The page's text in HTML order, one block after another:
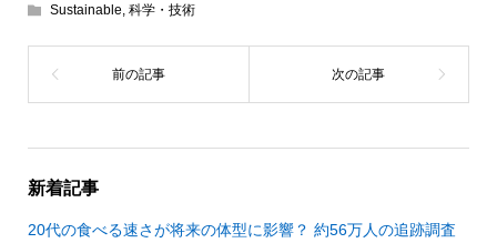
Sustainable, 科学・技術
新着記事
20代の食べる速さが将来の体型に影響？ 約56万人の追跡調査